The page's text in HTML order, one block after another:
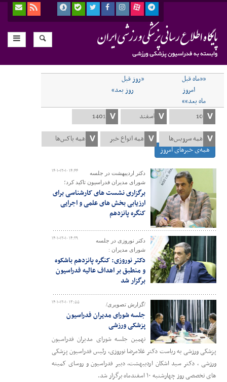
««ماه قبل
«روز قبل
امروز
روز بعد»
ماه بعد»»
همه‌ی خبرهای امروز
۱۴۰۱-۱۲-۱۰ ۱۴:۴۴
دکتر اردیبهشت در جلسه
شورای مدیران فدراسیون تاکید کرد؛
برگزاری نشست های کارشناسی برای
ارزیابی بخش های علمی و اجرایی
کنگره پانزدهم
۱۴۰۱-۱۲-۱۰ ۱۴:۲۹
دکتر نوروزی در جلسه
شورای مدیران :
دکتر نوروزی: کنگره پانزدهم باشکوه
و منطبق بر اهداف عالیه فدراسیون
برگزار شد
۱۴۰۱-۱۲-۱۰ ۱۳:۵۵ /گزارش تصویری/
جلسه شورای مدیران فدراسیون
پزشکی ورزشی
نهمین جلسه شورای مدیران فدراسیون
پزشکی ورزشی به ریاست دکتر غلامرضا نوروزی، رئیس فدراسیون پزشکی
ورزشی ، دکتر سید اشکان اردیبهشت، دبیر فدراسیون و روسای کمیته
های تخصصی روز چهارشنبه ۱۰ اسفندماه برگزار شد.